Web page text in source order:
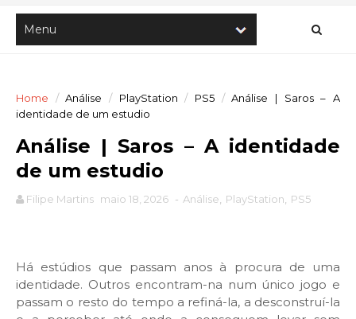
Home / Análise / PlayStation / PS5 / Análise | Saros – A
identidade de um estudio
Análise | Saros – A identidade
de um estudio
Filipe Martins maio 18, 2026 - Análise PlayStation PS5
Há estúdios que passam anos à procura de uma
identidade. Outros encontram-na num único jogo e
passam o resto do tempo a refiná-la, a desconstruí-la